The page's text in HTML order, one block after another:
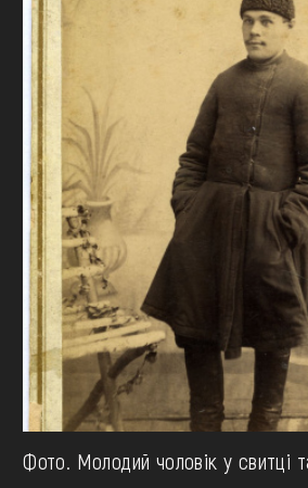
Фото. Молодий чоловік у свитці